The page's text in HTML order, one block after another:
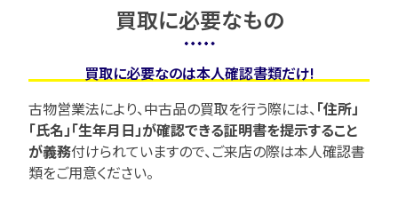
買取に必要なもの
買取に必要なのは本人確認書類だけ!
古物営業法により、中古品の買取を行う際には、「住所」
「氏名」「生年月日」が確認できる証明書を提示すること
が義務付けられていますので、ご来店の際は本人確認書
類をご用意ください。